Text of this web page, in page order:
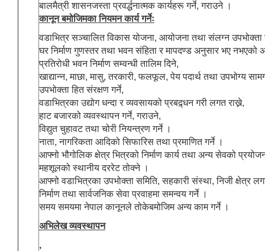
बालमैत्री शासनजस्ता प्रवर्द्धनात्मक कार्यहरू गर्ने, गराउने ।
कानून बमोजिमका नियमन कार्य गर्नेः
वडाभित्र सञ्चालित विकास योजना, आयोजना तथा संलग्न उपभोक्ता
घर निर्माण गुणस्तर तथा भवन संहिता र मापदण्ड अनुसार भए नभएको
प्रतिरोधी भवन निर्माण सम्वन्धी तालिम दिने,
खाद्यान्न, माछा, मासु, तरकारी, फलफूल, पेय पदार्थ तथा उपभोग्य
उपभोक्ता हित संरक्षण गर्ने,
वडाभित्रका उद्योग धन्दा र व्यवसायको प्रबद्र्धन गरी लगत राख्ने,
हाट बजारको व्यवस्थापन गर्ने, गराउने,
विद्युत चुहावट तथा चोरी नियन्त्रण गर्ने ।
नाता, नागरिकता आदिको सिफारिस तथा प्रमाणित गर्ने ।
आफ्नो भौगोलिक क्षेत्र भित्रको निर्माण कार्य तथा अन्य सेवको
महशूलको स्थानीय दररेट तोक्ने ।
आफ्नो वडाभित्रका उपभोक्ता समिति, सहकारी संस्था, निजी क्षेत्र
निर्माण तथा सार्वजनिक सेवा प्रवाहमा समन्वय गर्ने ।
समय समयमा नेपाल कानूनले तोकेबमोजिम अन्य काम गर्ने ।
अभिलेख व्यवस्थापन
,